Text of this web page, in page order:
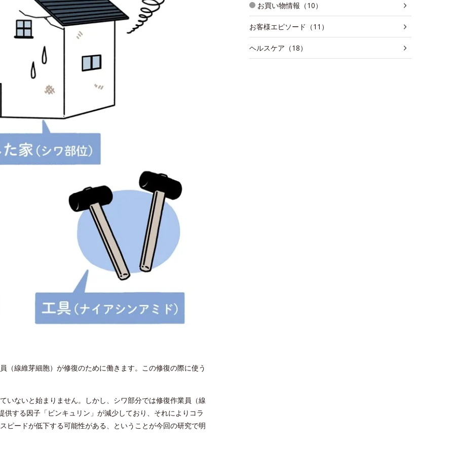
（線維芽細胞）が修復のために働きます。この修復の際に使う
いないと始まりません。しかし、シワ部分では修復作業員（線
する因子「ビンキュリン」が減少しており、それによりコラ
ピードが低下する可能性がある、ということが今回の研究で明
お買い物情報（10）
お客様エピソード（11）
ヘルスケア（18）